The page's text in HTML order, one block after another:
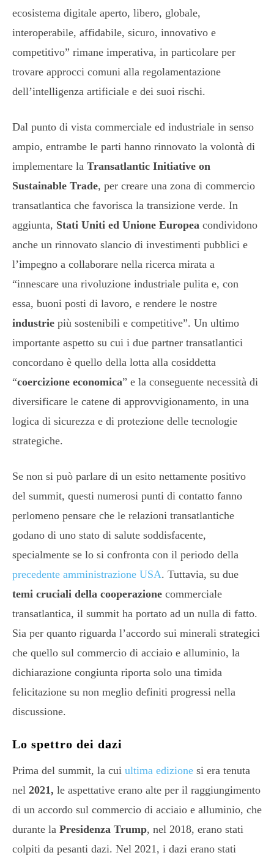
ecosistema digitale aperto, libero, globale,
interoperabile, affidabile, sicuro, innovativo e
competitivo” rimane imperativa, in particolare per
trovare approcci comuni alla regolamentazione
dell’intelligenza artificiale e dei suoi rischi.
Dal punto di vista commerciale ed industriale in senso
ampio, entrambe le parti hanno rinnovato la volontà di
implementare la Transatlantic Initiative on
Sustainable Trade, per creare una zona di commercio
transatlantica che favorisca la transizione verde. In
aggiunta, Stati Uniti ed Unione Europea condividono
anche un rinnovato slancio di investimenti pubblici e
l’impegno a collaborare nella ricerca mirata a
“innescare una rivoluzione industriale pulita e, con
essa, buoni posti di lavoro, e rendere le nostre
industrie più sostenibili e competitive”. Un ultimo
importante aspetto su cui i due partner transatlantici
concordano è quello della lotta alla cosiddetta
“coercizione economica” e la conseguente necessità di
diversificare le catene di approvvigionamento, in una
logica di sicurezza e di protezione delle tecnologie
strategiche.
Se non si può parlare di un esito nettamente positivo
del summit, questi numerosi punti di contatto fanno
perlomeno pensare che le relazioni transatlantiche
godano di uno stato di salute soddisfacente,
specialmente se lo si confronta con il periodo della
precedente amministrazione USA. Tuttavia, su due
temi cruciali della cooperazione commerciale
transatlantica, il summit ha portato ad un nulla di fatto.
Sia per quanto riguarda l’accordo sui minerali strategici
che quello sul commercio di acciaio e alluminio, la
dichiarazione congiunta riporta solo una timida
felicitazione su non meglio definiti progressi nella
discussione.
Lo spettro dei dazi
Prima del summit, la cui ultima edizione si era tenuta
nel 2021, le aspettative erano alte per il raggiungimento
di un accordo sul commercio di acciaio e alluminio, che
durante la Presidenza Trump, nel 2018, erano stati
colpiti da pesanti dazi. Nel 2021, i dazi erano stati